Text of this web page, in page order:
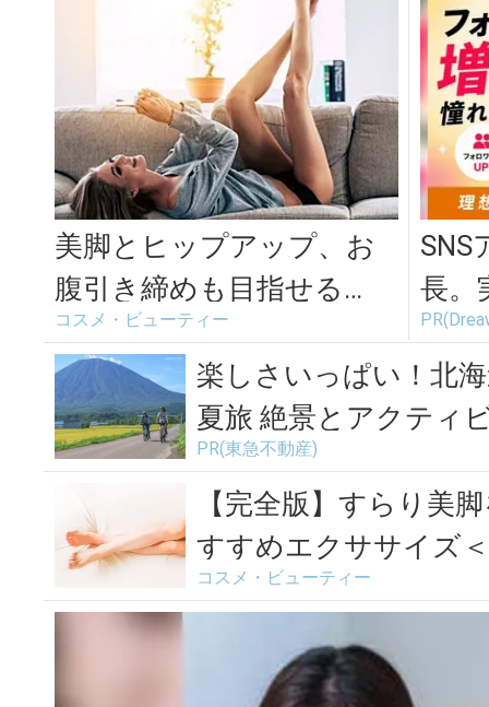
美脚とヒップアップ、お
腹引き締めも目指せる
「スクワット」＜4選＞
コスメ・ビューティー
SNS
長。
てま
楽しさいっぱい！北
夏旅 絶景とアクティ
東...
PR(東急不動産)
【完全版】すらり美
すすめエクササイズ
コスメ・ビューティー